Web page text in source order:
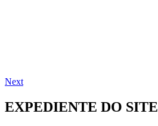
Next
EXPEDIENTE DO SITE